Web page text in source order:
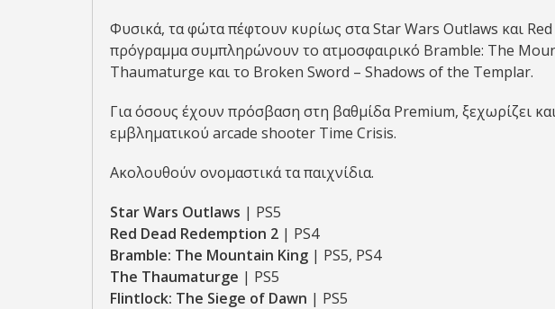
Φυσικά, τα φώτα πέφτουν κυρίως στα Star Wars Outlaws και
πρόγραμμα συμπληρώνουν το ατμοσφαιρικό Bramble: The
Thaumaturge και το Broken Sword – Shadows of the Templar.
Για όσους έχουν πρόσβαση στη βαθμίδα Premium, ξεχωρίζει
εμβληματικού arcade shooter Time Crisis.
Ακολουθούν ονομαστικά τα παιχνίδια.
Star Wars Outlaws | PS5
Red Dead Redemption 2 | PS4
Bramble: The Mountain King | PS5, PS4
The Thaumaturge | PS5
Flintlock: The Siege of Dawn | PS5